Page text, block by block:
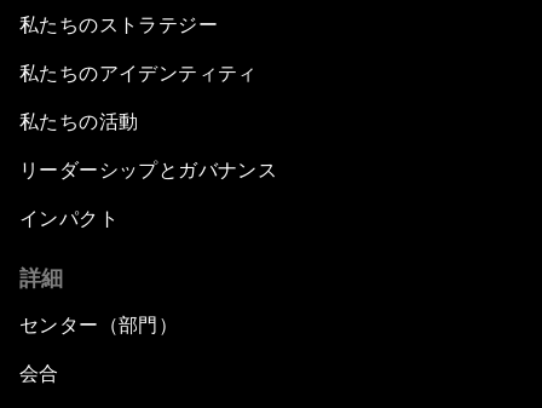
私たちのストラテジー
私たちのアイデンティティ
私たちの活動
リーダーシップとガバナンス
インパクト
詳細
センター（部門）
会合